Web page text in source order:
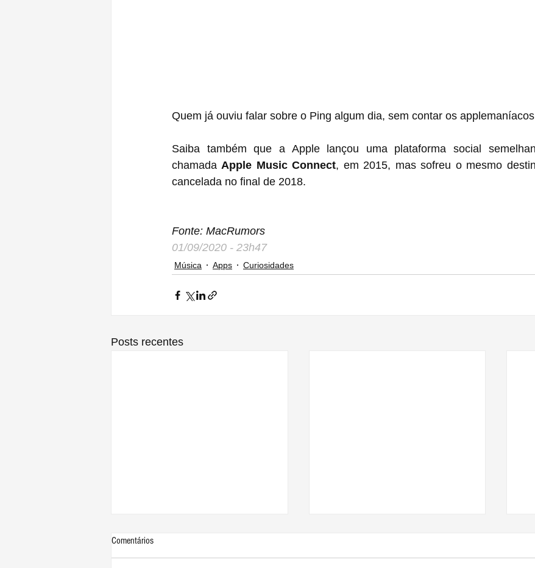
Quem já ouviu falar sobre o Ping algum dia, sem contar os
Saiba também que a Apple lançou uma plataforma social
chamada Apple Music Connect, em 2015, mas sofreu o mesmo
cancelada no final de 2018.
Fonte: MacRumors
01/09/2020 - 23h47
Música Apps Curiosidades
Posts recentes
Comentários